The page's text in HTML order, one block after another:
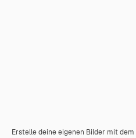
Erstelle deine eigenen Bilder mit dem